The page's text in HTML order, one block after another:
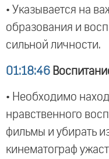
• Указывается на
образования и
сильной личности.
01:18:46
• Необходимо
нравственного
фильмы и убирать
кинематограф